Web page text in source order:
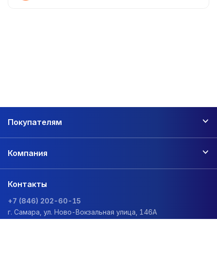
Покупателям
Компания
Контакты
+7 (846) 202-60-15
г. Самара, ул. Ново-Вокзальная улица, 146А